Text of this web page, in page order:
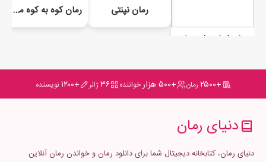
رمان نپنتی رمان کوه به کوه می‌رسد
+۲۵۰۰ رمان +۵۰۰ هزار خواننده ۳۶ژانر +۱۲۰۰ نویسنده
دنیای رمان
دنیای رمان، کتابخانه دیجیتال شما برای دانلود رمان و خواندن رمان آنلاین